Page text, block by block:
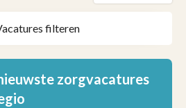
filteren
zorgvacatures